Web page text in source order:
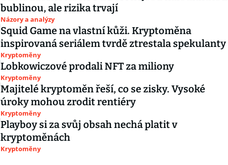
bublinou, ale rizika trvají
Názory a analýzy
Squid Game na vlastní kůži. Kryptoměna
inspirovaná seriálem tvrdě ztrestala spekulanty
Kryptoměny
Lobkowiczové prodali NFT za miliony
Kryptoměny
Majitelé kryptoměn řeší, co se zisky. Vysoké
úroky mohou zrodit rentiéry
Kryptoměny
Playboy si za svůj obsah nechá platit v
kryptoměnách
Kryptoměny